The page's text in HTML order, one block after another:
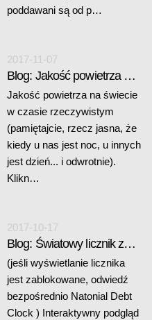
poddawani są od p…
2017-11-07
Blog: Jakość powietrza na świecie w czasie realnym
Jakość powietrza na świecie
w czasie rzeczywistym
(pamiętajcie, rzecz jasna, że
kiedy u nas jest noc, u innych
jest dzień... i odwrotnie).
Klikn…
2017-10-17
Blog: Światowy licznik zadłużenia
(jeśli wyświetlanie licznika
jest zablokowane, odwiedź
bezpośrednio Natonial Debt
Clock ) Interaktywny podgląd